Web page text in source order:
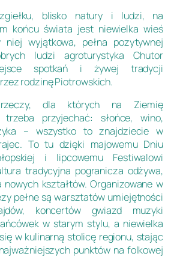
blisko natury i ludzi, na
końcu świata jest niewielka wieś
wyjątkowa, pełna pozytywnej
ludzi agroturystyka Chutor
spotkań i żywej tradycji
rodzinę Piotrowskich.
dla których na Ziemię
trzeba przyjechać: słońce, wino,
– wszystko to znajdziecie w
To tu dzięki majowemu Dniu
i lipcowemu Festiwalowi
tradycyjna pogranicza odżywa,
kształtów. Organizowane w
pełne są warsztatów umiejętności
koncertów gwiazd muzyki
w starym stylu, a niewielka
w kulinarną stolicę regionu, stając
punktów na folkowej